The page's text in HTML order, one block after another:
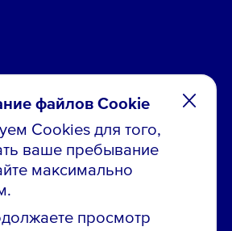
файлов Cookie
Cookies для того,
ваше пребывание
максимально
просмотр
по вакансиям?
центр: